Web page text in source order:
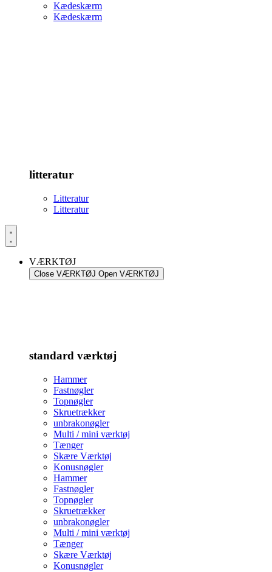
Kædeskærm
Kædeskærm
litteratur
Litteratur
Litteratur
VÆRKTØJ
Close VÆRKTØJ Open VÆRKTØJ
standard værktøj
Hammer
Fastnøgler
Topnøgler
Skruetrækker
unbrakonøgler
Multi / mini værktøj
Tænger
Skære Værktøj
Konusnøgler
Hammer
Fastnøgler
Topnøgler
Skruetrækker
unbrakonøgler
Multi / mini værktøj
Tænger
Skære Værktøj
Konusnøgler